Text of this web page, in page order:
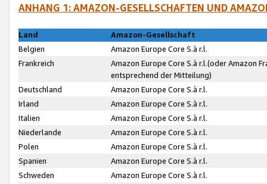
ANHANG 1: AMAZON-GESELLSCHAFTEN UND
Land
Amazon-Gesellschaft
Belgien
Amazon Europe Core S.à r.l.
Frankreich
Amazon Europe Core S.à r.l.(oder Amazon
entsprechend der Mitteilung)
Deutschland
Amazon Europe Core S.à r.l.
Irland
Amazon Europe Core S.à r.l.
Italien
Amazon Europe Core S.à r.l.
Niederlande
Amazon Europe Core S.à r.l.
Polen
Amazon Europe Core S.à r.l.
Spanien
Amazon Europe Core S.à r.l.
Schweden
Amazon Europe Core S.à r.l.